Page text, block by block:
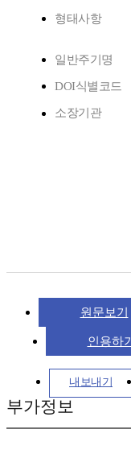
형태사항
일반주기명
DOI식별코드
소장기관
원문보기
인용하기
내보내기
부가정보